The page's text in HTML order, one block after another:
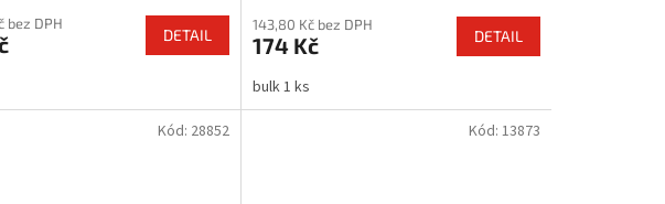
bez DPH
DETAIL
143,80 Kč bez DPH
174 Kč DETAIL
bulk 1 ks
Kód: 28852 Kód: 13873